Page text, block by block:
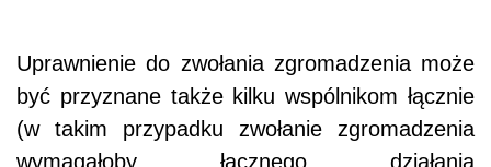
Uprawnienie do zwołania zgromadzenia może
być przyznane także kilku wspólnikom łącznie
(w takim przypadku zwołanie zgromadzenia
wymagałoby łącznego działania